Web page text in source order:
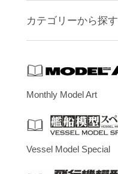
カテゴリーから探す
Monthly Model Art
Vessel Model Special